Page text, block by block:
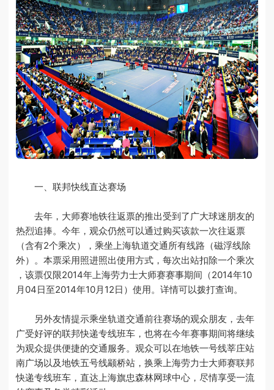
一、联邦快线直达赛场
去年，大师赛地铁往返票的推出受到了广大球迷朋友的
热烈追捧。今年，观众仍然可以通过购买该款一次往返票
（含有2个乘次），乘坐上海轨道交通所有线路（磁浮线除
外）。本票采用照进照出使用方式，每次出站扣除一个乘次
，该票仅限2014年上海劳力士大师赛赛事期间（2014年10
月04日至2014年10月12日）使用。详情可以拨打查询。
另外友情提示乘坐轨道交通前往赛场的观众朋友，去年
广受好评的联邦快递专线班车，也将在今年赛事期间将继续
为观众提供便捷的交通服务。观众可以在地铁一号线莘庄站
南广场以及地铁五号线颛桥站，换乘上海劳力士大师赛联邦
快递专线班车，直达上海旗忠森林网球中心，尽情享受一流